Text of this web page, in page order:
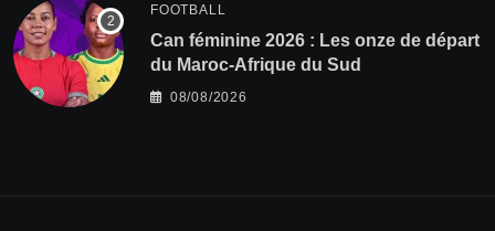
FOOTBALL
‎Can féminine 2026 : Les onze de départ
du Maroc-Afrique du Sud
08/08/2026